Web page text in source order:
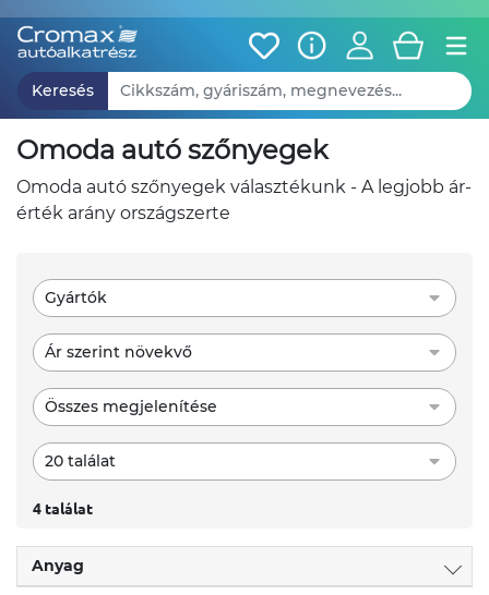
Keresés
omoda autó szőnyegek
omoda autó szőnyegek választékunk - A legjobb ár-
érték arány országszerte
Gyártók
Ár szerint növekvő
Összes megjelenítése
20 találat
4 találat
Anyag